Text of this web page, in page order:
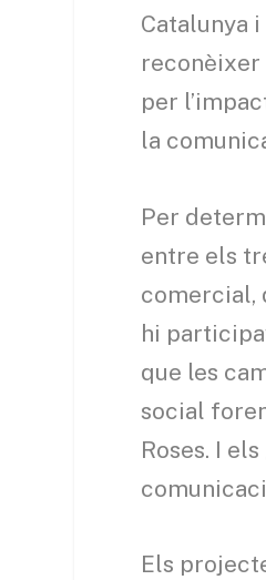
Catalunya
reconèixer
per
la
Per
entre els
comercial,
hi
que les
social
Roses. I
Els